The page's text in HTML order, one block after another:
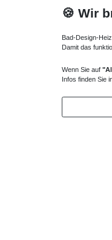
Heizkörper Ventil
135,00 € *
🍪 Wir
Bad-Design-
Damit das
Wenn Sie auf
Infos finden Sie